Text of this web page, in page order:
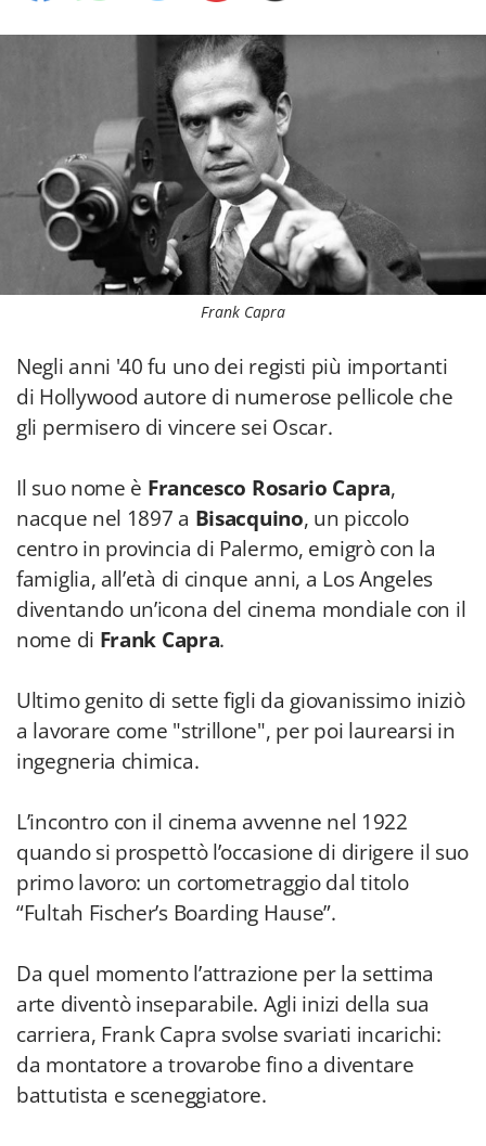
Frank Capra
Negli anni '40 fu uno dei registi più importanti
di Hollywood autore di numerose pellicole che
gli permisero di vincere sei Oscar.
Il suo nome è Francesco Rosario Capra,
nacque nel 1897 a Bisacquino, un piccolo
centro in provincia di Palermo, emigrò con la
famiglia, all’età di cinque anni, a Los Angeles
diventando un’icona del cinema mondiale con il
nome di Frank Capra.
Ultimo genito di sette figli da giovanissimo iniziò
a lavorare come "strillone", per poi laurearsi in
ingegneria chimica.
L’incontro con il cinema avvenne nel 1922
quando si prospettò l’occasione di dirigere il suo
primo lavoro: un cortometraggio dal titolo
“Fultah Fischer’s Boarding Hause”.
Da quel momento l’attrazione per la settima
arte diventò inseparabile. Agli inizi della sua
carriera, Frank Capra svolse svariati incarichi:
da montatore a trovarobe fino a diventare
battutista e sceneggiatore.